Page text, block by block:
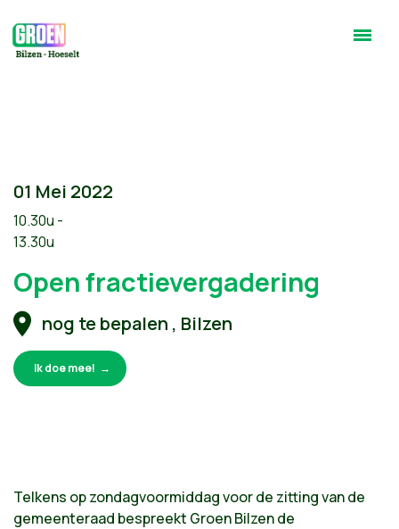
01 Mei 2022
10.30u -
13.30u
Open fractievergadering
nog te bepalen , Bilzen
Ik doe mee!
Telkens op zondagvoormiddag voor de zitting van de
gemeenteraad bespreekt Groen Bilzen de